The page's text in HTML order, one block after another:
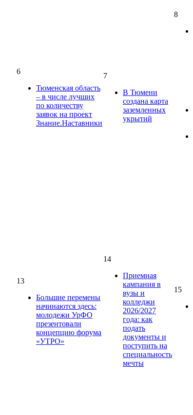
6
Тюменская область
– в числе лучших
по количеству
заявок на проект
Знание.Наставники
7
В Тюмени
создана карта
заземленных
укрытий
8
13
Большие перемены
начинаются здесь:
молодежи УрФО
презентовали
концепцию форума
«УТРО»
14
Приемная
кампания в
вузы и
колледжи
2026/2027
года: как
подать
документы и
поступить на
специальность
мечты
15